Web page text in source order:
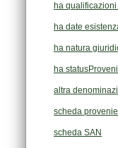
ha
ha date
ha natura
ha
altra
scheda
scheda SAN